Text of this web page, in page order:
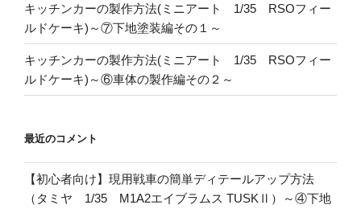
キッチンカーの製作方法(ミニアート 1/35 RSOフィー
ルドケーキ)～⑦下地塗装編その１～
キッチンカーの製作方法(ミニアート 1/35 RSOフィー
ルドケーキ)～⑥車体の製作編その２～
最近のコメント
【初心者向け】現用戦車の簡単ディテールアップ方法
（タミヤ 1/35 M1A2エイブラムス TUSKⅡ）～④下地